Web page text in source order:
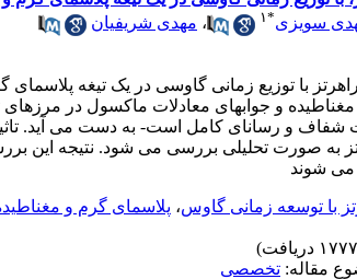
سویزی*۱ ، مهدی شریفیان
با توزیع زمانی گاوسی در یک تیغه
و جوابهای معادلات ماکسول در مرزهای
و رسانای کامل است- به دست می آید.
به صورت تحلیلی بررسی می شود. نتیجه این
می شوند
با توسعه زمانی گاوس، پلاسمای گرم و
مقاله: تخصصی